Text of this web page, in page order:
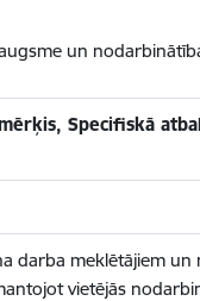
un
Specifiskā
darba meklētājiem
vietējās